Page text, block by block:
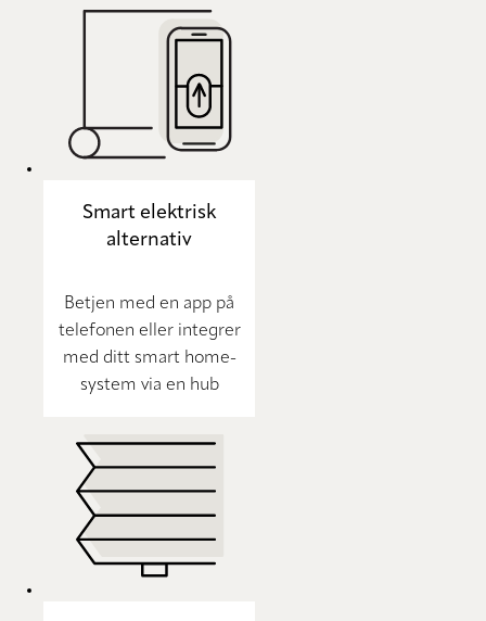
Smart elektrisk
alternativ
Betjen med en app på
telefonen eller integrer
med ditt smart home-
system via en hub